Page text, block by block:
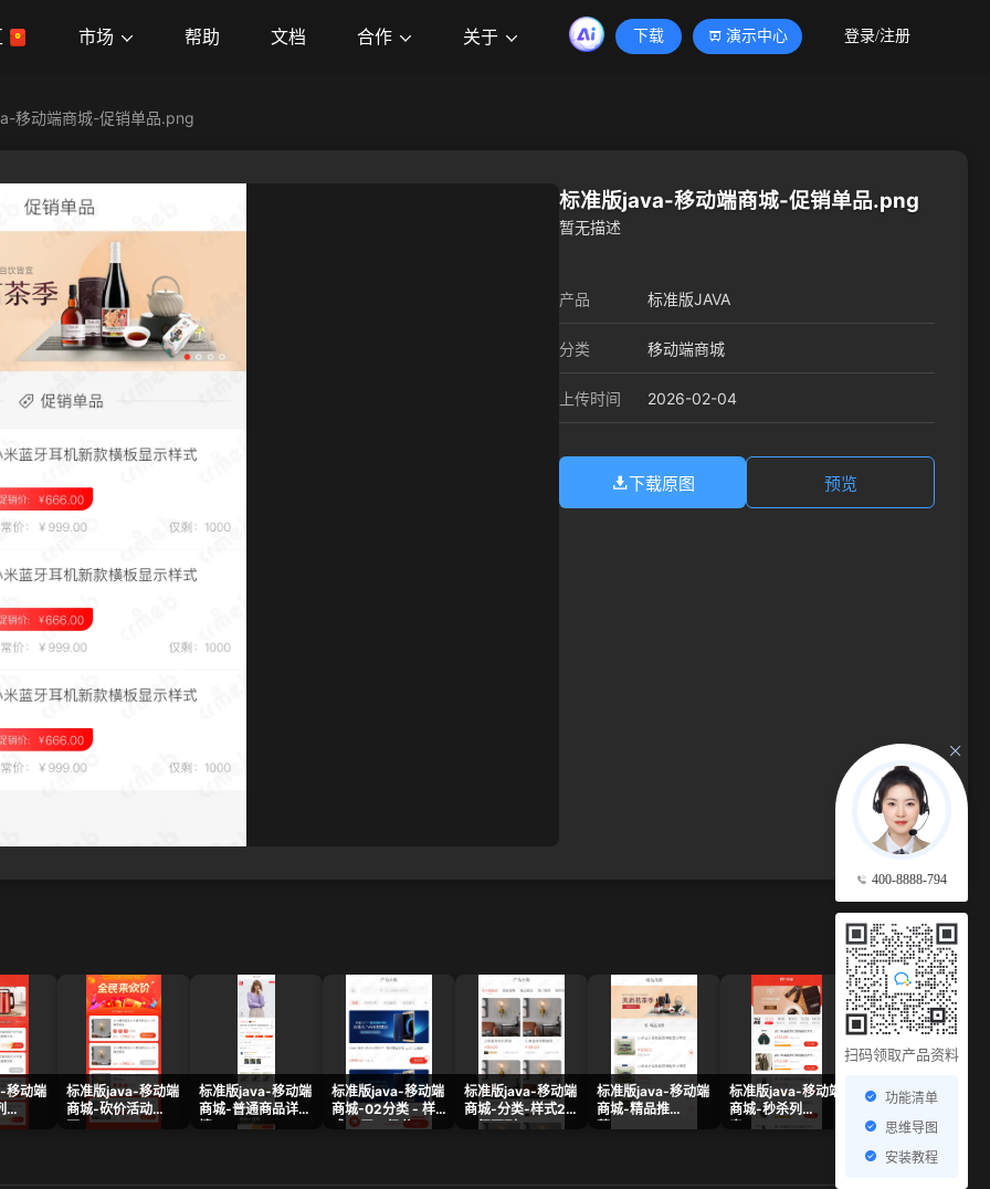
市场 帮助 文档 合作 关于 下载 演示中心 登录/注册
400-8888-794
扫码领取产品资料
功能清单
思维导图
安装教程
移动端商城-促销单品.png
标准版java-移动端商城-促销单品.png
暂无描述
产品 标准版JAVA
分类 移动端商城
上传时间 2026-02-04
下载原图 预览
查看更多 →
移动端
标准版java-移动端
商城-砍价活动
页.png
标准版java-移动端
商城-普通商品详
情-vip.png
标准版java-移动端
商城-02分类 - 样
式2-无二级分
标准版java-移动端
商城-分类-样式2-
一行两列.png
标准版java-移动端
商城-精品推
荐.png
标准版java-移动端
商城-秒杀列
表.png
标准版java-移动端
商城-秒杀列
表-2.png